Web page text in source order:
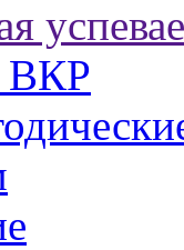
ВКР